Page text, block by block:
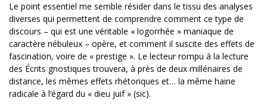
Le point essentiel me semble résider dans le tissu des analyses
diverses qui permettent de comprendre comment ce type de
discours – qui est une véritable « logorrhée » maniaque de
caractère nébuleux – opère, et comment il suscite des effets de
fascination, voire de « prestige ». Le lecteur rompu à la lecture
des Écrits gnostiques trouvera, à près de deux millénaires de
distance, les mêmes effets rhétoriques et… la même haine
radicale à l’égard du « dieu juif » (sic).